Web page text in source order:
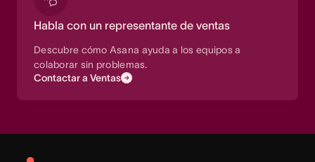
Habla con un representante de ventas
Descubre cómo Asana ayuda a los equipos a
colaborar sin problemas.
Contactar a Ventas